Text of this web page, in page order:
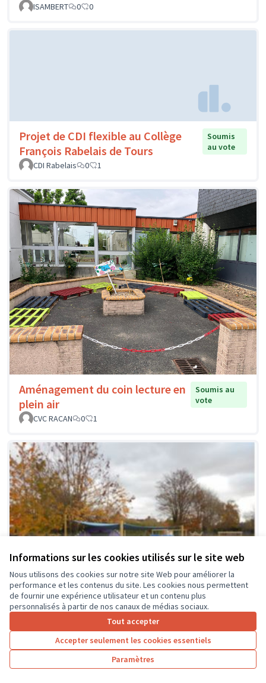
Informations sur les cookies utilisés sur le site web
Nous utilisons des cookies sur notre site Web pour améliorer la
performance et les contenus du site. Les cookies nous permettent
de fournir une expérience utilisateur et un contenu plus
personnalisés à partir de nos canaux de médias sociaux.
Tout accepter
Accepter seulement les cookies essentiels
Paramètres
ISAMBERT
0 0
Projet de CDI flexible au Collège
François Rabelais de Tours
Soumis
au vote
CDI Rabelais
0 1
Aménagement du coin lecture en
plein air
Soumis au
vote
CVC RACAN
0 1
La classe en dehors des murs
Soumis au vote
0